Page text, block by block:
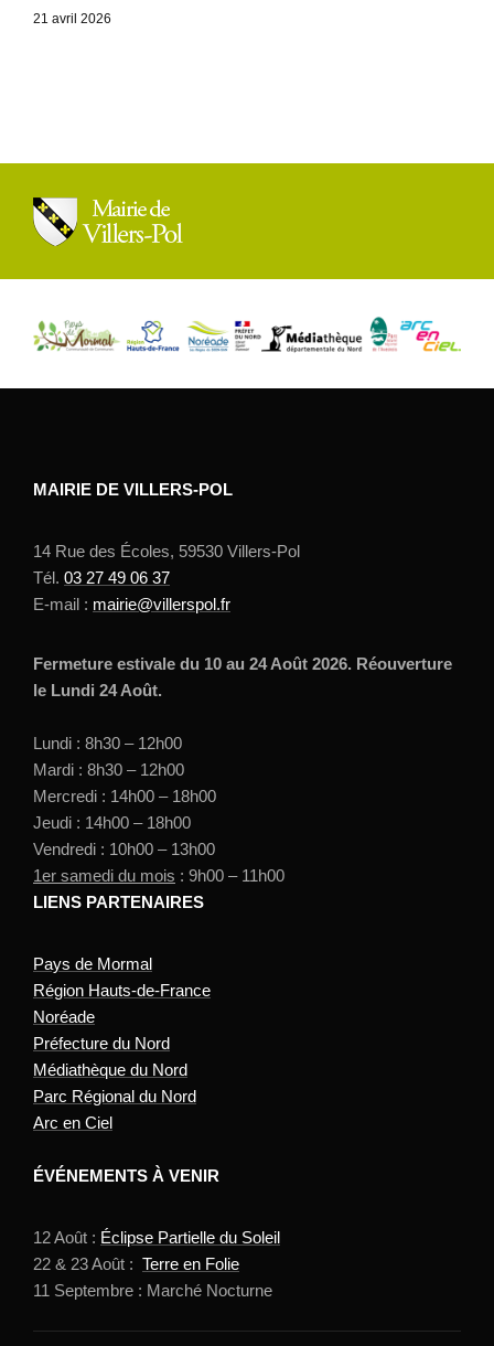
21 avril 2026
MAIRIE DE VILLERS-POL
14 Rue des Écoles, 59530 Villers-Pol
Tél. 03 27 49 06 37
E-mail : mairie@villerspol.fr
Fermeture estivale du 10 au 24 Août 2026. Réouverture
le Lundi 24 Août.
Lundi : 8h30 – 12h00
Mardi : 8h30 – 12h00
Mercredi : 14h00 – 18h00
Jeudi : 14h00 – 18h00
Vendredi : 10h00 – 13h00
1er samedi du mois : 9h00 – 11h00
LIENS PARTENAIRES
Pays de Mormal
Région Hauts-de-France
Noréade
Préfecture du Nord
Médiathèque du Nord
Parc Régional du Nord
Arc en Ciel
ÉVÉNEMENTS À VENIR
12 Août : Éclipse Partielle du Soleil
22 & 23 Août : Terre en Folie
11 Septembre : Marché Nocturne